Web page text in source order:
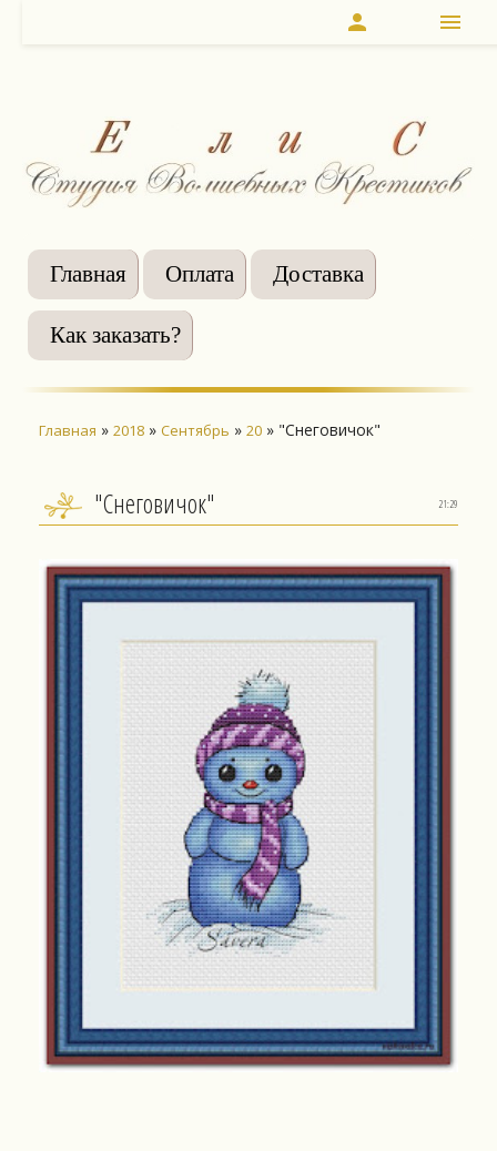
menu
person
Главная Оплата Доставка
Как заказать?
Главная » 2018 » Сентябрь » 20 » "Снеговичок"
21:29
"Снеговичок"